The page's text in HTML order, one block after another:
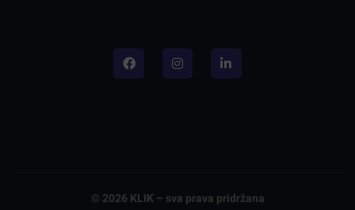
© 2026 KLIK – sva prava pridržana